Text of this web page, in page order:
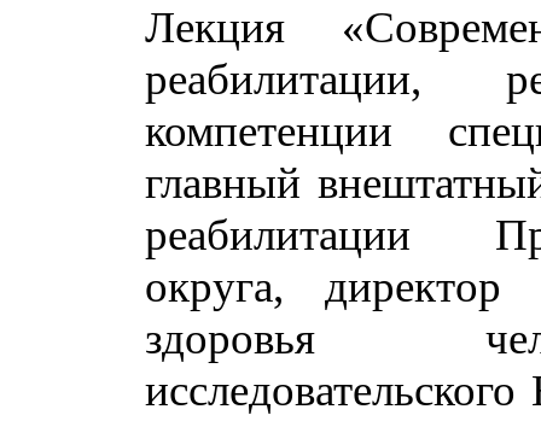
Лекция
реабилитации,
компетенции
главный
реабилитации
округа,
здоровья